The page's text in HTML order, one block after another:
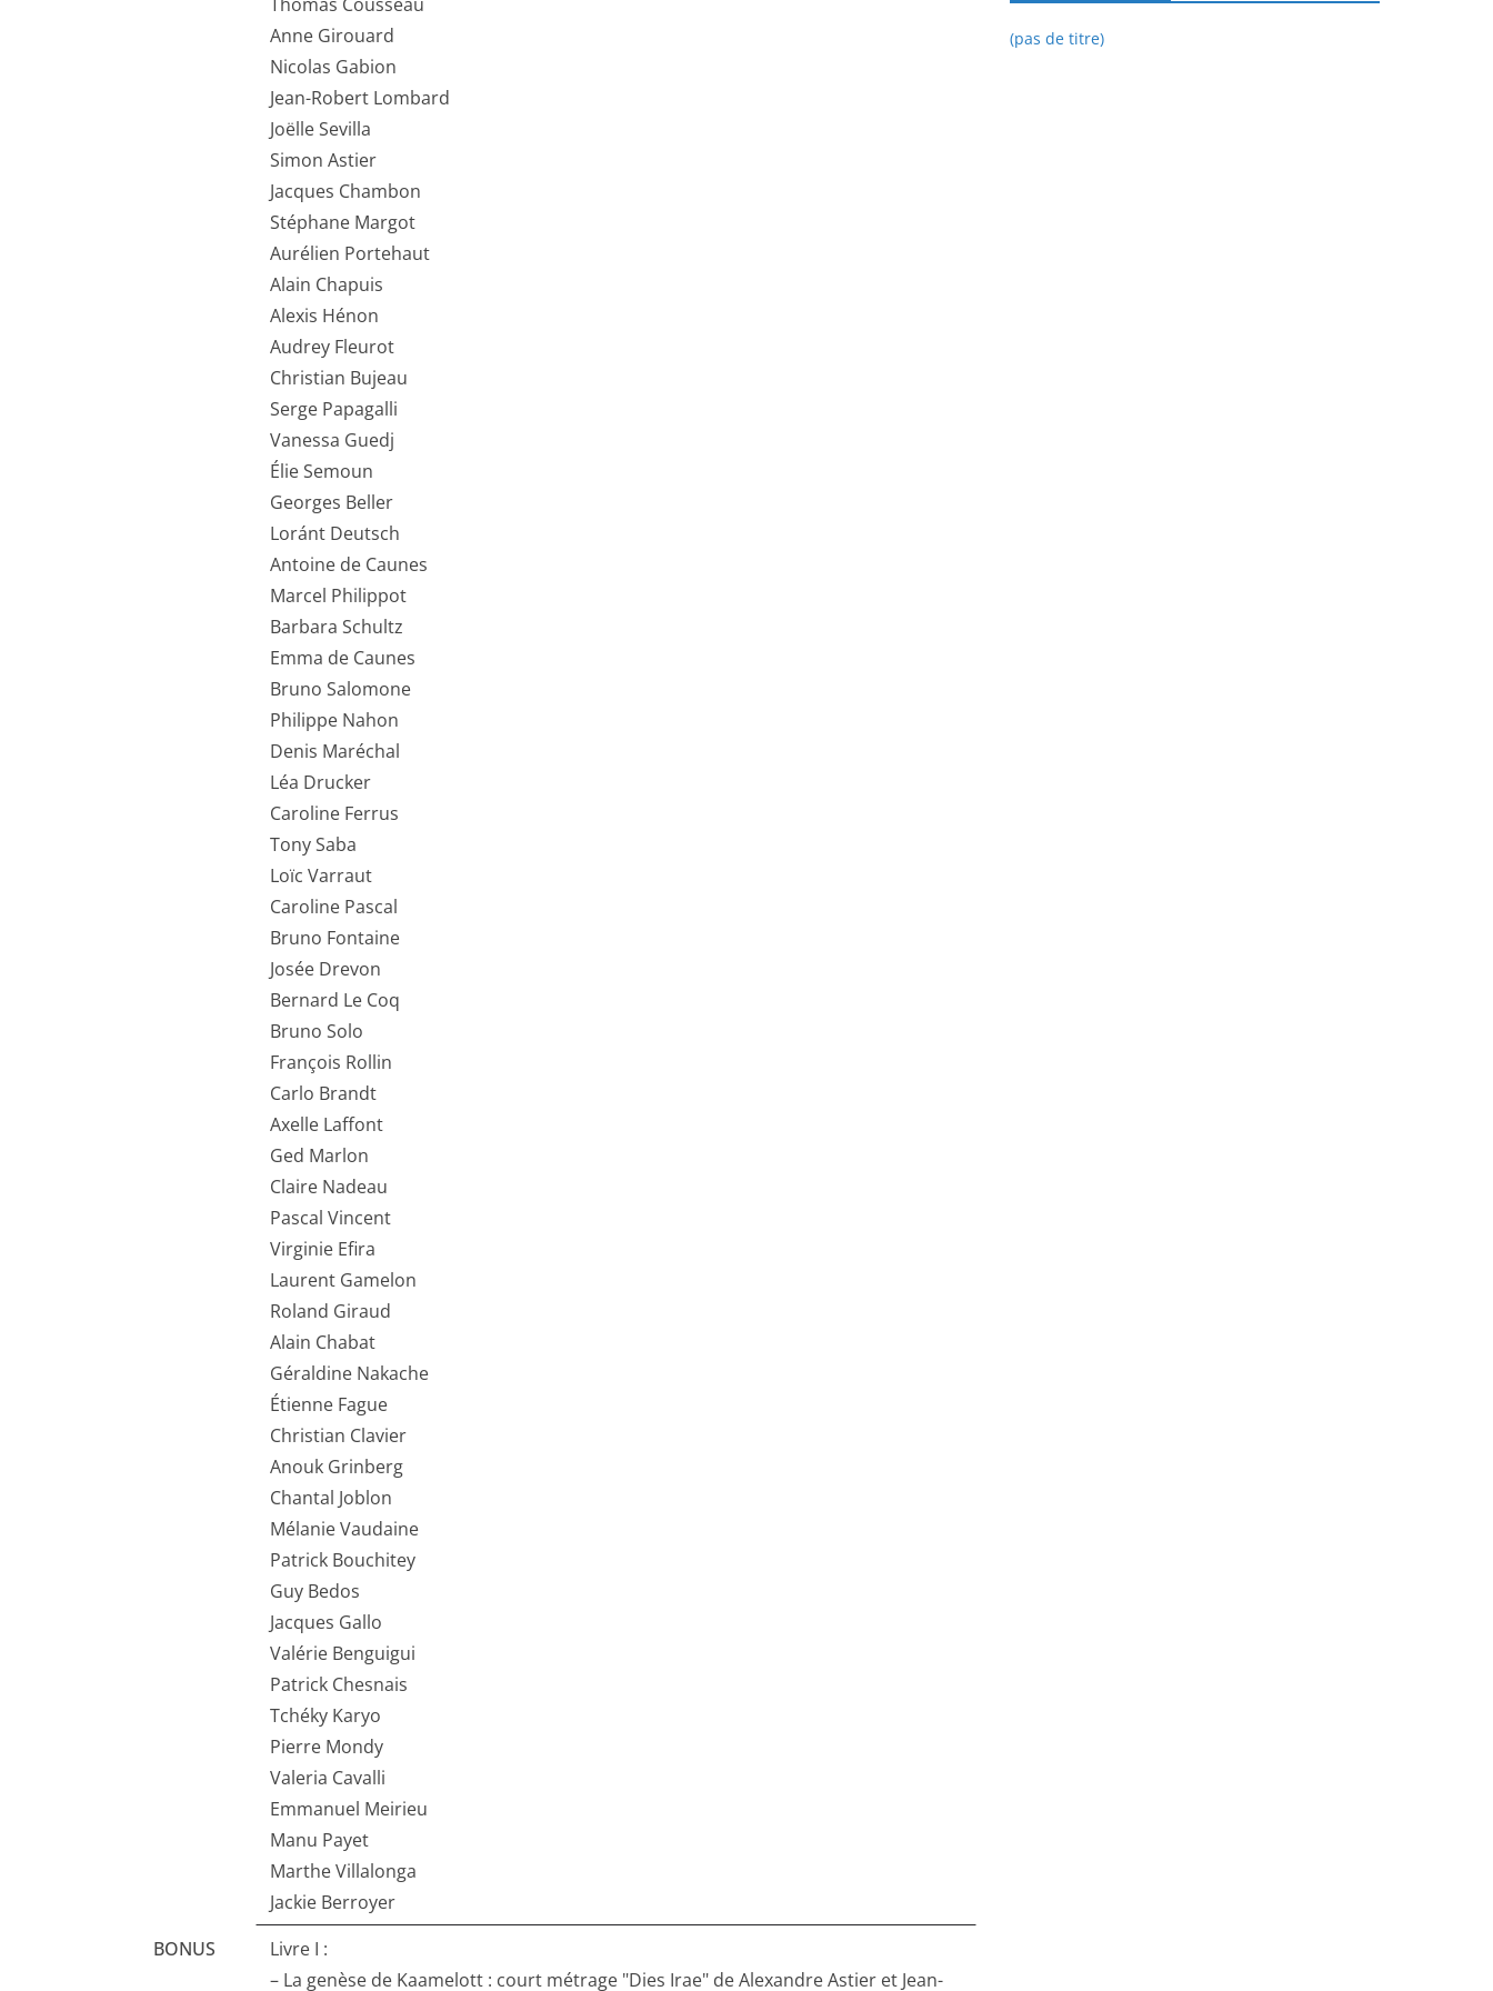
Anne Girouard
Nicolas Gabion
Jean-Robert Lombard
Joëlle Sevilla
Simon Astier
Jacques Chambon
Stéphane Margot
Aurélien Portehaut
Alain Chapuis
Alexis Hénon
Audrey Fleurot
Christian Bujeau
Serge Papagalli
Vanessa Guedj
Élie Semoun
Georges Beller
Loránt Deutsch
Antoine de Caunes
Marcel Philippot
Barbara Schultz
Emma de Caunes
Bruno Salomone
Philippe Nahon
Denis Maréchal
Léa Drucker
Caroline Ferrus
Tony Saba
Loïc Varraut
Caroline Pascal
Bruno Fontaine
Josée Drevon
Bernard Le Coq
Bruno Solo
François Rollin
Carlo Brandt
Axelle Laffont
Ged Marlon
Claire Nadeau
Pascal Vincent
Virginie Efira
Laurent Gamelon
Roland Giraud
Alain Chabat
Géraldine Nakache
Étienne Fague
Christian Clavier
Anouk Grinberg
Chantal Joblon
Mélanie Vaudaine
Patrick Bouchitey
Guy Bedos
Jacques Gallo
Valérie Benguigui
Patrick Chesnais
Tchéky Karyo
Pierre Mondy
Valeria Cavalli
Emmanuel Meirieu
Manu Payet
Marthe Villalonga
Jackie Berroyer
BONUS
Livre I :
– La genèse de Kaamelott : court métrage "Dies Irae" de Alexandre Astier et Jean-
(pas de titre)